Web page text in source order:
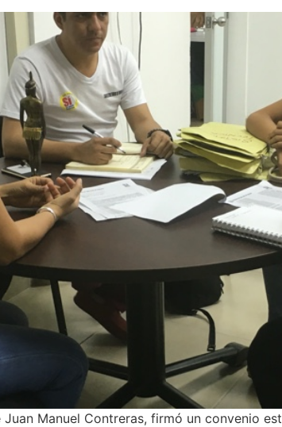
Manuel Contreras, firmó un convenio